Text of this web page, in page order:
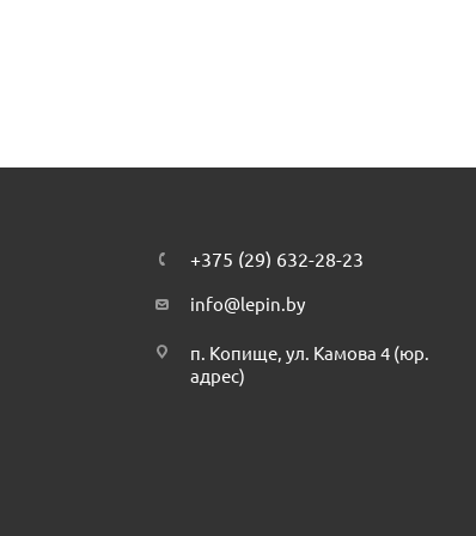
+375 (29) 632-28-23
info@lepin.by
п. Копище, ул. Камова 4 (юр.
адрес)